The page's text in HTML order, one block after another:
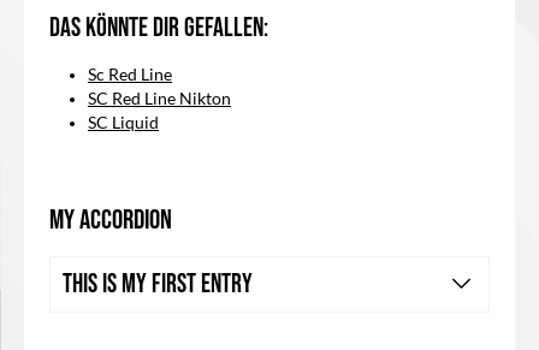
Das könnte dir Gefallen:
Sc Red Line
SC Red Line Nikton
SC Liquid
My Accordion
This is my first entry